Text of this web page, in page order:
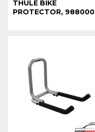
THULE BIKE
PROTECTOR, 988000